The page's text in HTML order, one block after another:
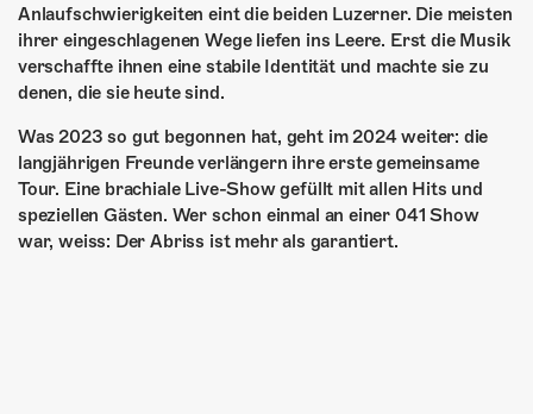
Anlaufschwierigkeiten eint die beiden Luzerner. Die meisten
ihrer eingeschlagenen Wege liefen ins Leere. Erst die Musik
verschaffte ihnen eine stabile Identität und machte sie zu
denen, die sie heute sind.
Was 2023 so gut begonnen hat, geht im 2024 weiter: die
langjährigen Freunde verlängern ihre erste gemeinsame
Tour. Eine brachiale Live-Show gefüllt mit allen Hits und
speziellen Gästen. Wer schon einmal an einer 041 Show
war, weiss: Der Abriss ist mehr als garantiert.